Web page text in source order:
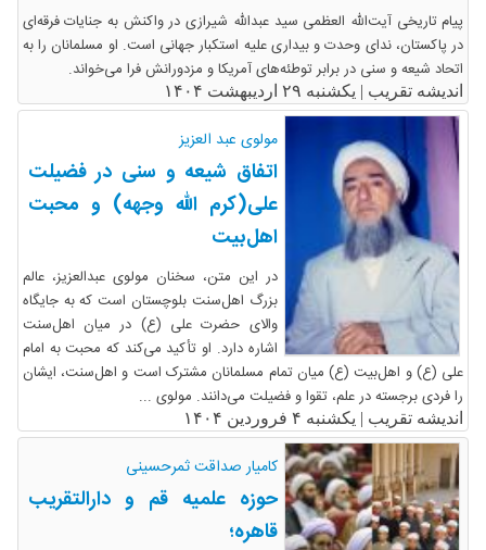
پیام تاریخی آیت‌الله العظمی سید عبدالله شیرازی در واکنش به جنایات فرقه‌ای
در پاکستان، ندای وحدت و بیداری علیه استکبار جهانی است. او مسلمانان را به
اتحاد شیعه و سنی در برابر توطئه‌های آمریکا و مزدورانش فرا می‌خواند.
اندیشه تقریب | یکشنبه ۲۹ اردیبهشت ۱۴۰۴
مولوی عبد العزیز
اتفاق شیعه و سنی در فضیلت
على(کرم الله وجهه) و محبت
اهل‌بیت
در این متن، سخنان مولوی عبدالعزیز، عالم
بزرگ اهل‌سنت بلوچستان است که به جایگاه
والای حضرت علی (ع) در میان اهل‌سنت
اشاره دارد. او تأکید می‌کند که محبت به امام
علی (ع) و اهل‌بیت (ع) میان تمام مسلمانان مشترک است و اهل‌سنت، ایشان
را فردی برجسته در علم، تقوا و فضیلت می‌دانند. مولوی ...
اندیشه تقریب | یکشنبه ۴ فروردین ۱۴۰۴
کامیار صداقت ثمرحسینی
حوزه علمیه قم و دارالتقریب
قاهره؛